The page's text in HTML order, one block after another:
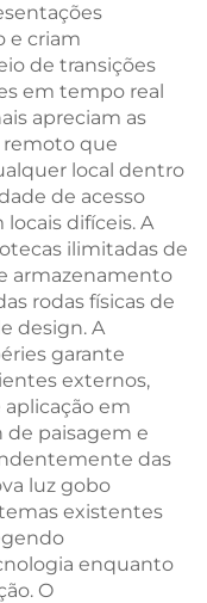
e criam
de transições
em tempo real
apreciam as
remoto que
local dentro
de acesso
difíceis. A
ilimitadas de
armazenamento
rodas físicas de
design. A
garante
externos,
em
paisagem e
das
luz gobo
existentes
enquanto
O